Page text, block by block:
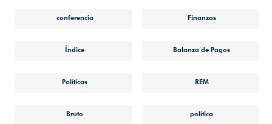
conferencia Finanzas
Índice Balanza de Pagos
Políticas REM
Bruto política